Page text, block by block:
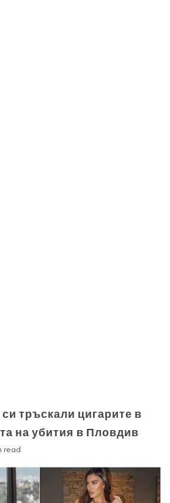
тръскали цигарите в
на убития в Пловдив
read